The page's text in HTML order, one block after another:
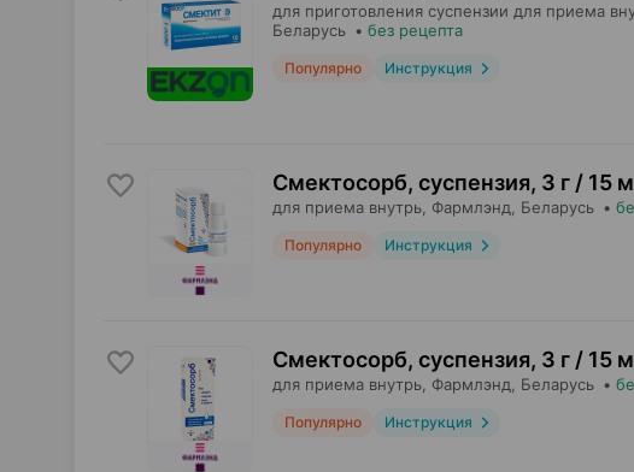
для приготовления суспензии для приема
Беларусь • без рецепта
Популярно Инструкция
Смектосорб, суспензия, 3 г / 15
для приема внутрь, Фармлэнд , Беларусь •
Популярно Инструкция
Смектосорб, суспензия, 3 г / 15
для приема внутрь, Фармлэнд , Беларусь •
Популярно Инструкция